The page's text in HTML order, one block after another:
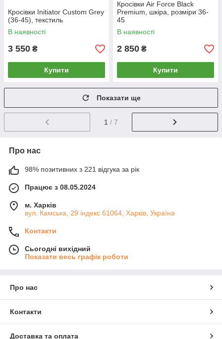
Кросівки Initiator Custom Grey
(36-45), текстиль
В наявності
3 550 ₴
Купити
Кросівки Air Force Black
Premium, шкіра, розміри 36-
45
В наявності
2 850 ₴
Купити
Показати ще
1 / 7
Про нас
98% позитивних з 221 відгука за рік
Працює з 08.05.2024
м. Харків
вул. Камська, 29 індекс 61064, Харків, Україна
Контакти
Сьогодні вихідний
Показати весь графік роботи
Про нас
Контакти
Доставка та оплата